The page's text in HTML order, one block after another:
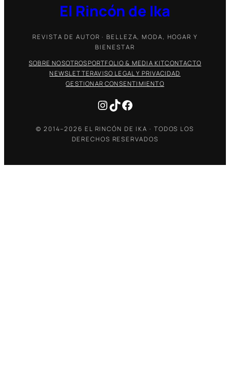
El Rincón de Ika
REVISTA DE AUTOR · BELLEZA, MODA, HOGAR Y
BIENESTAR
SOBRE NOSOTROSPORTFOLIO & MEDIA KITCONTACTO
NEWSLETTERAVISO LEGAL Y PRIVACIDAD
GESTIONAR CONSENTIMIENTO
Instagram
TikTokFacebook
© 2014–2026 EL RINCÓN DE IKA · TODOS LOS
DERECHOS RESERVADOS